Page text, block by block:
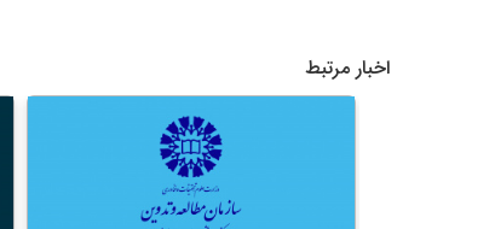
اخبار مرتبط